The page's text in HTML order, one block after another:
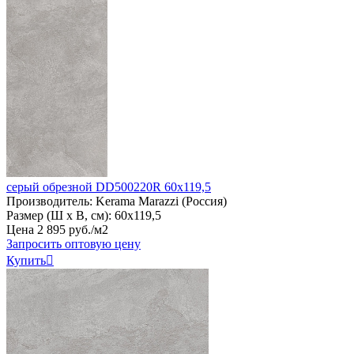
серый обрезной DD500220R 60x119,5
Производитель: Kerama Marazzi (Россия)
Размер (Ш х В, см): 60х119,5
Цена 2 895 руб./м2
Запросить оптовую цену
Купить